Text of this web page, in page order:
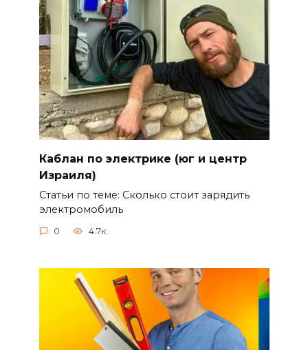
Каблан по электрике (юг и центр
Израиля)
Статьи по теме: Сколько стоит зарядить
электромобиль
0 4.7к.